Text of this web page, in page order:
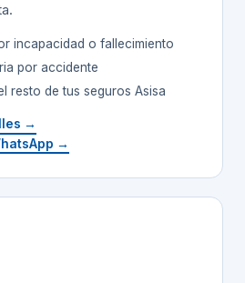
incapacidad o fallecimiento
por accidente
resto de tus seguros Asisa
→
→